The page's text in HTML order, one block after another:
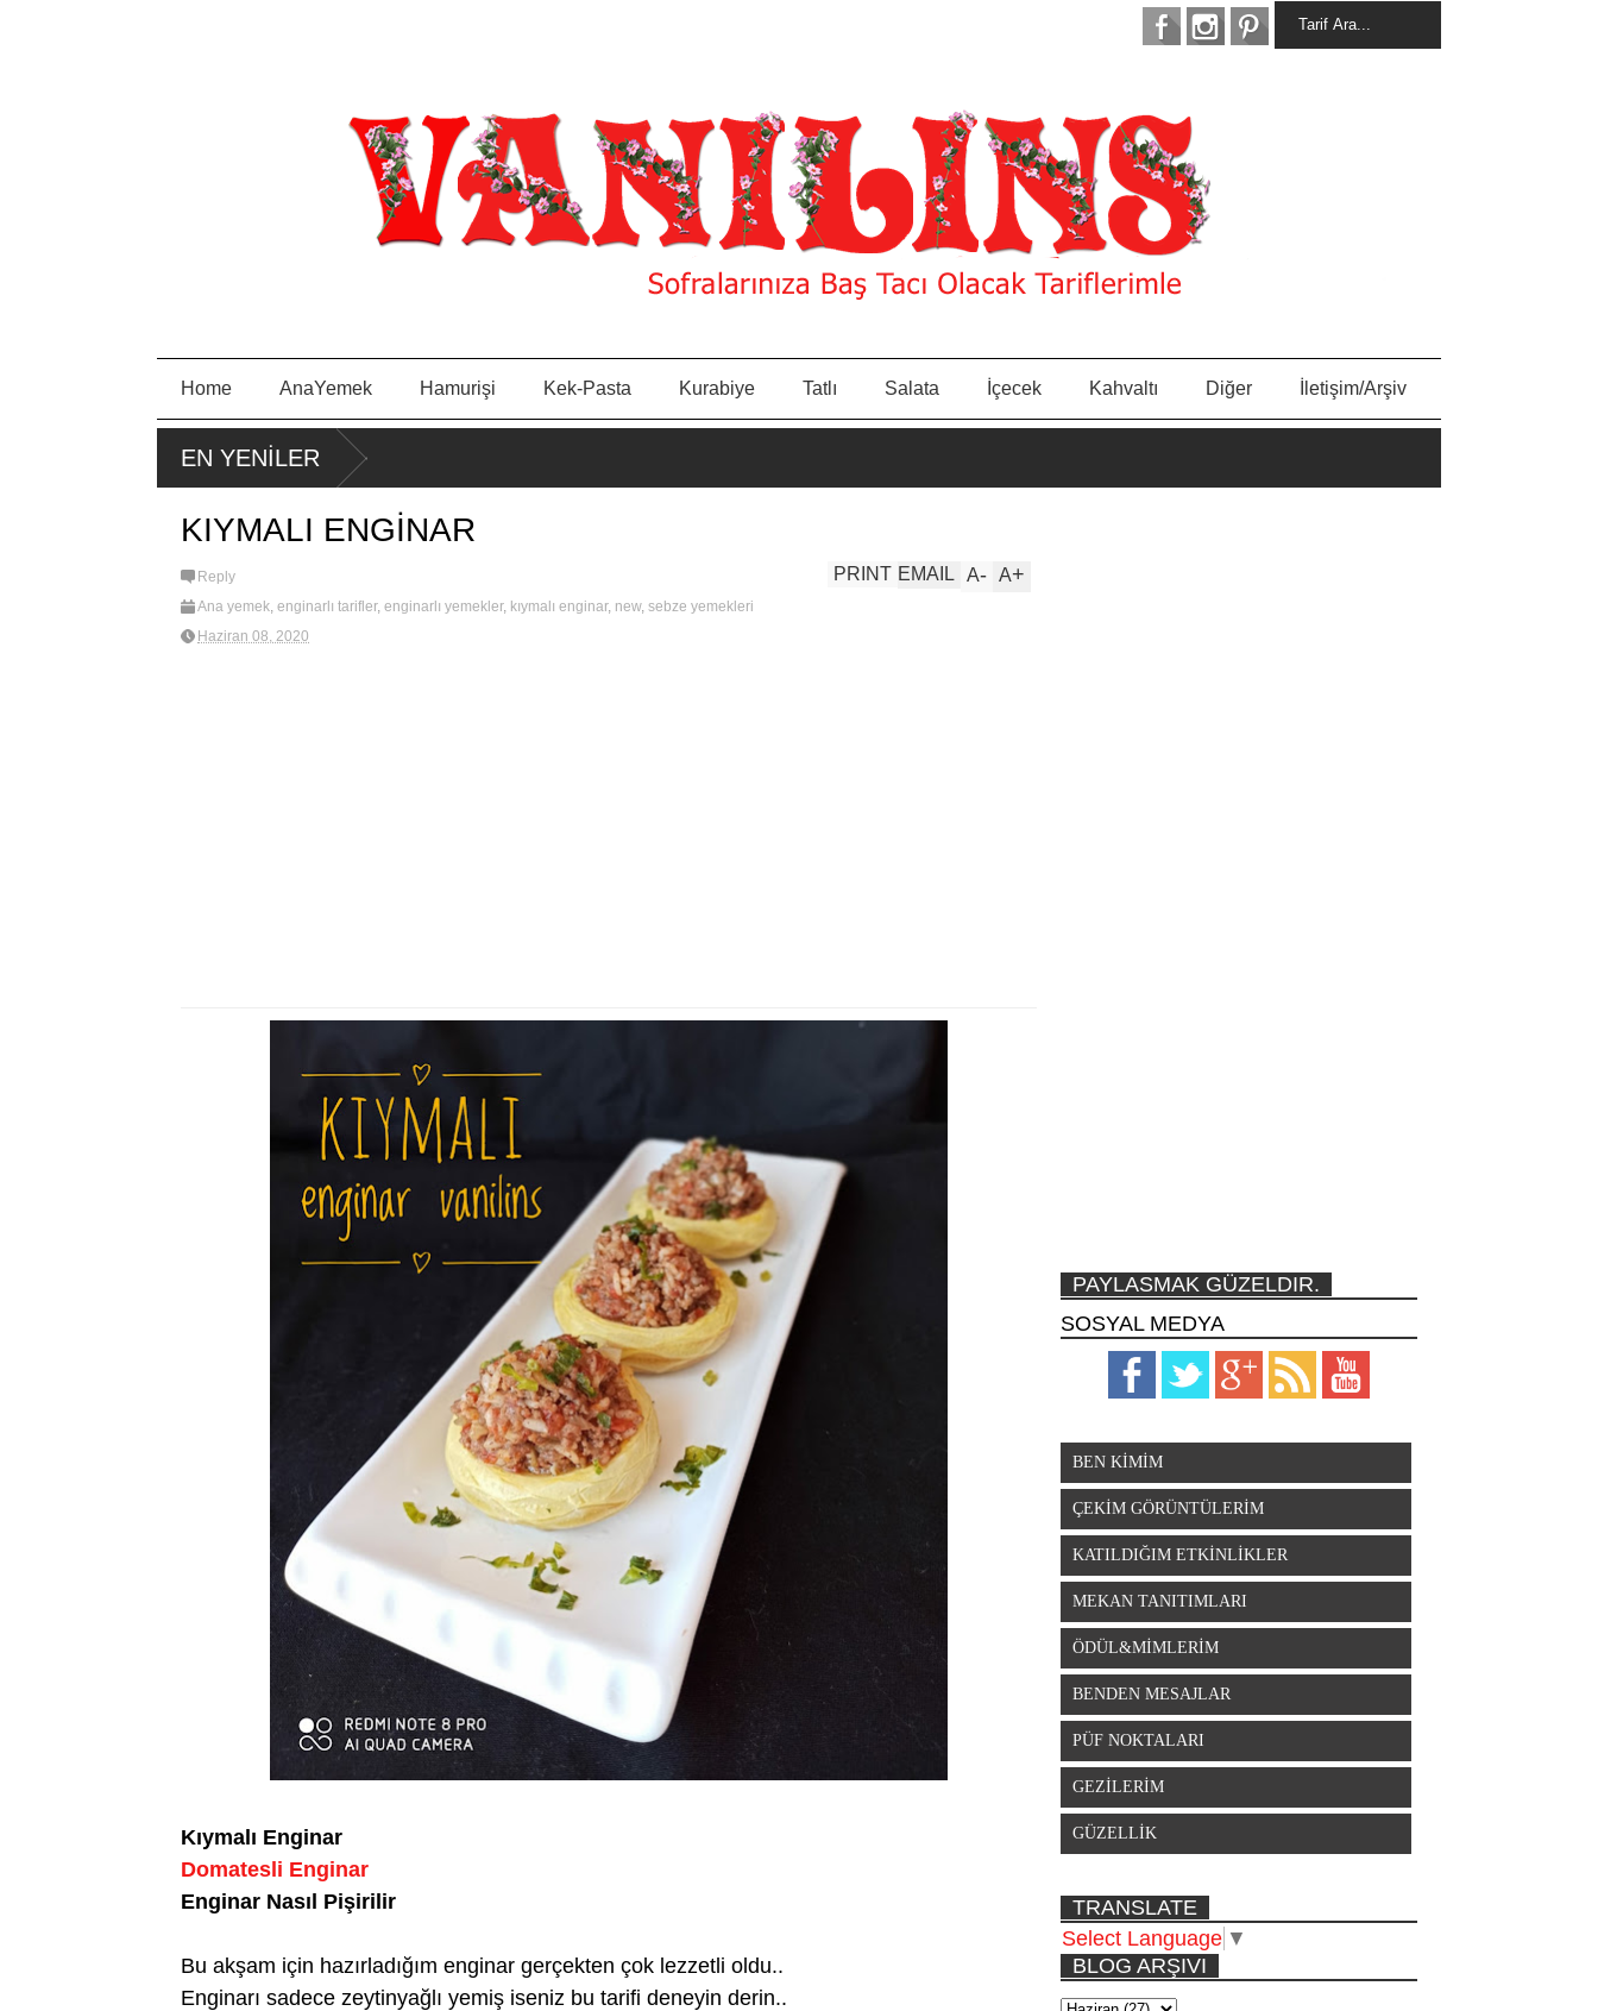
Home AnaYemek Hamurişi Kek-Pasta Kurabiye Tatlı Salata İçecek Kahvaltı Diğer İletişim/Arşiv
EN YENİLER
PIRA
SA
KIYMALI ENGİNAR
Reply
Ana yemek, enginarlı tarifler, enginarlı yemekler, kıymalı enginar, new, sebze yemekleri
Haziran 08, 2020
A+
A-
EMAIL
PRINT
Kıymalı Enginar
Domatesli Enginar
Enginar Nasıl Pişirilir
Bu akşam için hazırladığım enginar gerçekten çok lezzetli oldu..
Enginarı sadece zeytinyağlı yemiş iseniz bu tarifi deneyin derin..
PAYLASMAK GÜZELDIR.
SOSYAL MEDYA
BEN KİMİM
ÇEKİM GÖRÜNTÜLERİM
KATILDIĞIM ETKİNLİKLER
MEKAN TANITIMLARI
ÖDÜL&MİMLERİM
BENDEN MESAJLAR
PÜF NOKTALARI
GEZİLERİM
GÜZELLİK
TRANSLATE
Select Language ▼
BLOG ARŞIVI